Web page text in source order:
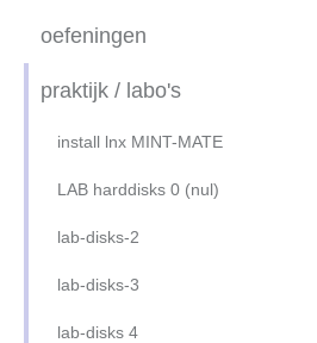
distributies
static net-config thuis
LTS, or not LTS
oefeningen
kort commando's
eerste stappen
basiscommando's 1
basiscommando's 2
basisbegrippen
basisbegrippen (notas)
praktijk / labo's
install lnx MINT-MATE
LAB harddisks 0 (nul)
lab-disks-2
lab-disks-3
lab-disks 4